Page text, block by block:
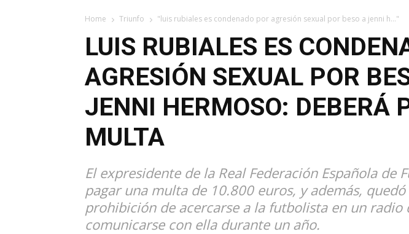
Home Triunfo "luis rubiales es condenado por agresión sexual por beso a jenni h..."
LUIS RUBIALES ES
AGRESIÓN SEXUAL POR
JENNI HERMOSO: DEBERÁ
MULTA
El expresidente de la Real Federación Española de
pagar una multa de 10.800 euros, y además,
prohibición de acercarse a la futbolista en un radio
comunicarse con ella durante un año.